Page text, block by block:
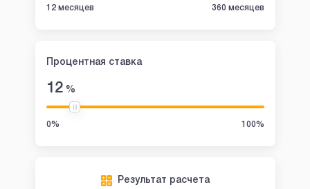
12 месяцев 360 месяцев
Процентная ставка
12%
0% 100%
Результат расчета